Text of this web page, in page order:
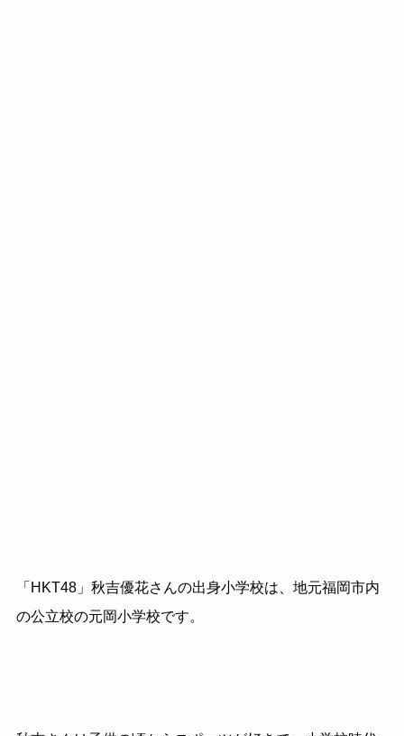
「HKT48」秋吉優花さんの出身小学校は、地元福岡市内
の公立校の元岡小学校です。